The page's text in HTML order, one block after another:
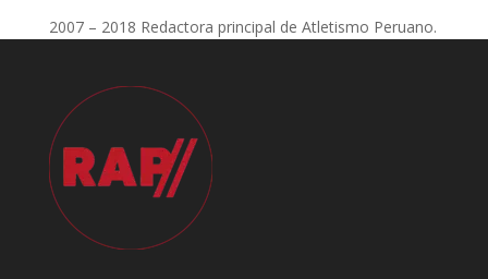
2007 – 2018 Redactora principal de Atletismo Peruano.